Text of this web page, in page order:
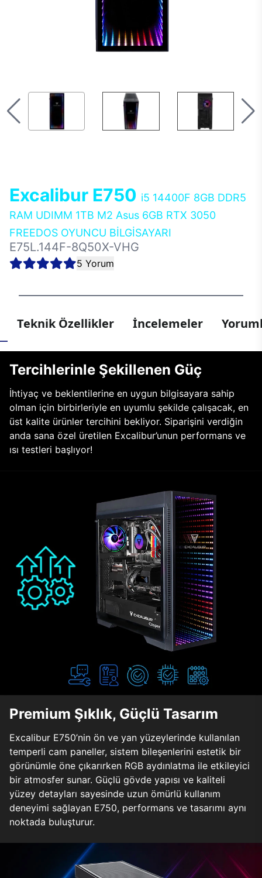
Excalibur E750 i5 14400F 8GB DDR5
RAM UDIMM 1TB M2 Asus 6GB RTX 3050
FREEDOS OYUNCU BİLGİSAYARI
E75L.144F-8Q50X-VHG
5 Yorum
Teknik Özellikler İncelemeler
Tercihlerinle Şekillenen Güç
İhtiyaç ve beklentilerine en uygun bilgisayara sahip
olman için birbirleriyle en uyumlu şekilde çalışacak, en
üst kalite ürünler tercihini bekliyor. Siparişini verdiğin
anda sana özel üretilen Excalibur’unun performans ve
ısı testleri başlıyor!
Premium Şıklık, Güçlü Tasarım
Excalibur E750’nin ön ve yan yüzeylerinde kullanılan
temperli cam paneller, sistem bileşenlerini estetik bir
görünümle öne çıkarırken RGB aydınlatma ile etkileyici
bir atmosfer sunar. Güçlü gövde yapısı ve kaliteli
yüzey detayları sayesinde uzun ömürlü kullanım
deneyimi sağlayan E750, performans ve tasarımı aynı
noktada buluşturur.